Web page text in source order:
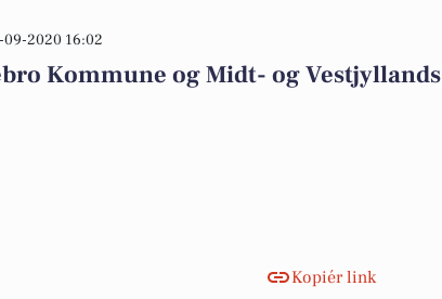
09-2020 16:02
Kommune og Midt- og Vestjyllands
Kopiér link